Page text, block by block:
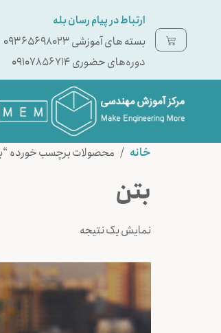
ارتباط در پیام رسان بله
بسته ‌های آموزشی 09365698023
دوره‌های حضوری 09107856714
خانه / محصولات برچسب خورده
بتن
نمایش یک نتیجه